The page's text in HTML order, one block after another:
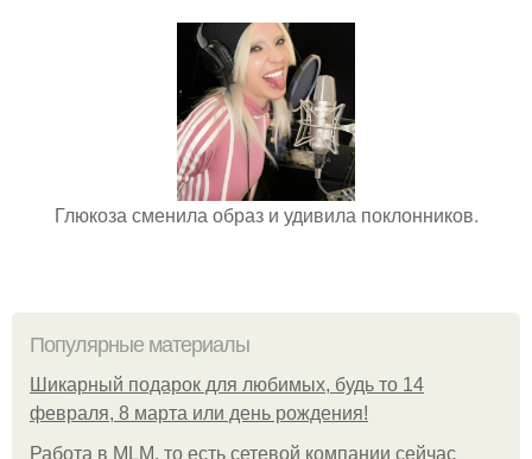
Глюкоза сменила образ и удивила поклонников.
Популярные материалы
Шикарный подарок для любимых, будь то 14
февраля, 8 марта или день рождения!
Работа в MLM, то есть сетевой компании сейчас